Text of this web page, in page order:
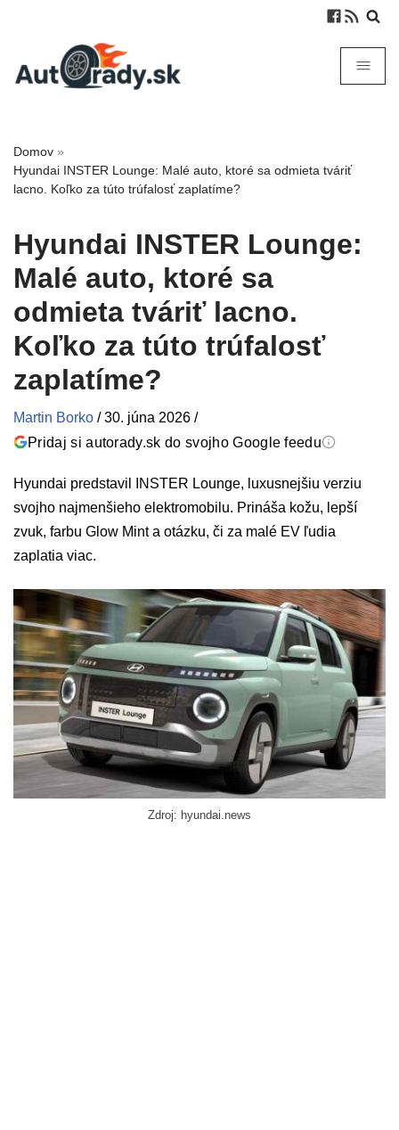
Domov »
Hyundai INSTER Lounge: Malé auto, ktoré sa odmieta tváriť
lacno. Koľko za túto trúfalosť zaplatíme?
Hyundai INSTER Lounge:
Malé auto, ktoré sa
odmieta tváriť lacno.
Koľko za túto trúfalosť
zaplatíme?
Martin Borko /30. júna 2026 /
Pridaj si autorady.sk do svojho Google feedu
Hyundai predstavil INSTER Lounge, luxusnejšiu verziu
svojho najmenšieho elektromobilu. Prináša kožu, lepší
zvuk, farbu Glow Mint a otázku, či za malé EV ľudia
zaplatia viac.
Zdroj: hyundai.news